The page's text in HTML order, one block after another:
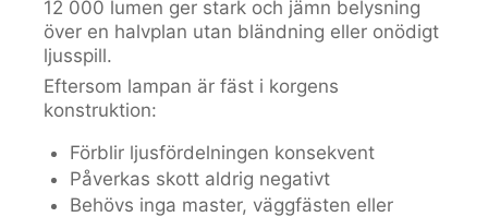
12 000 lumen ger stark och jämn belysning
över en halvplan utan bländning eller onödigt
ljusspill.
Eftersom lampan är fäst i korgens
konstruktion:
Förblir ljusfördelningen konsekvent
Påverkas skott aldrig negativt
Behövs inga master, väggfästen eller